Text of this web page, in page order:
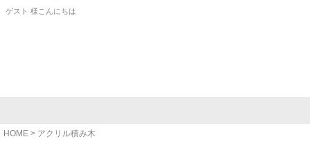
ゲスト 様こんにちは
HOME アクリル積み木